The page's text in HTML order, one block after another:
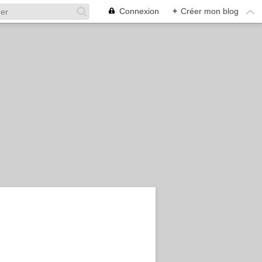
Connexion + Créer mon blog